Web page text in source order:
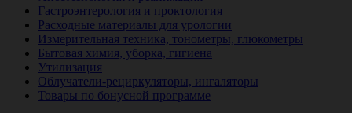
Гастроэнтерология и проктология
Расходные материалы для урологии
Измерительная техника, тонометры, глюкометры
Бытовая химия, уборка, гигиена
Утилизация
Облучатели-рециркуляторы, ингаляторы
Товары по бонусной программе